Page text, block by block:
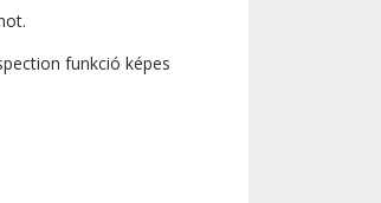
funkció képes